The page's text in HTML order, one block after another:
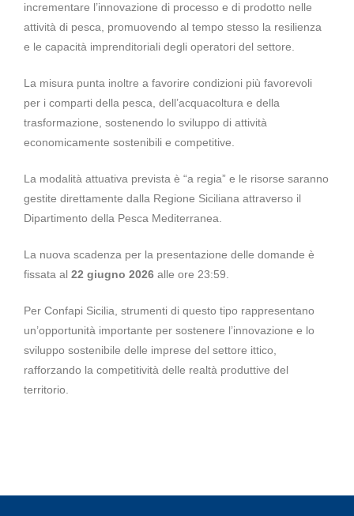
incrementare l’innovazione di processo e di prodotto nelle
attività di pesca, promuovendo al tempo stesso la resilienza
e le capacità imprenditoriali degli operatori del settore.
La misura punta inoltre a favorire condizioni più favorevoli
per i comparti della pesca, dell’acquacoltura e della
trasformazione, sostenendo lo sviluppo di attività
economicamente sostenibili e competitive.
La modalità attuativa prevista è “a regia” e le risorse saranno
gestite direttamente dalla Regione Siciliana attraverso il
Dipartimento della Pesca Mediterranea.
La nuova scadenza per la presentazione delle domande è
fissata al 22 giugno 2026 alle ore 23:59.
Per Confapi Sicilia, strumenti di questo tipo rappresentano
un’opportunità importante per sostenere l’innovazione e lo
sviluppo sostenibile delle imprese del settore ittico,
rafforzando la competitività delle realtà produttive del
territorio.